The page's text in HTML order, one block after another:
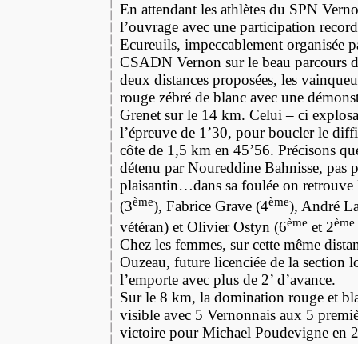
En attendant les athlètes du SPN
l’ouvrage avec une participation
Ecureuils, impeccablement organisée
CSADN Vernon sur le beau parcours
deux distances proposées, les
rouge zébré de blanc avec une
Grenet sur le 14 km. Celui – ci
l’épreuve de 1’30, pour boucler le
côte de 1,5 km en 45’56. Précisons
détenu par Noureddine Bahnisse, pas
plaisantin…dans sa foulée on retrouve
(3ème), Fabrice Grave (4ème), André
vétéran) et Olivier Ostyn (6ème et 2ème
Chez les femmes, sur cette même
Ouzeau, future licenciée de la section
l’emporte avec plus de 2’ d’avance.
Sur le 8 km, la domination rouge et
visible avec 5 Vernonnais aux 5
victoire pour Michael Poudevigne en